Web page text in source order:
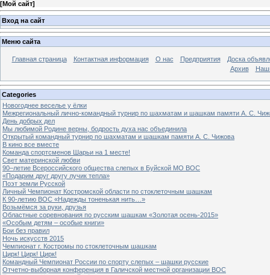
[Мой сайт]
Вход на сайт
Меню сайта
Главная страница Контактная информация О нас Предприятия
Доска
Архив
Categories
Новогоднее веселье у ёлки
Межрегиональный лично-командный турнир по шахматам и шашкам памяти А. С.
День добрых дел
Мы любимой Родине верны, бодрость духа нас объединила
Открытый командный турнир по шахматам и шашкам памяти А. С. Чижова
В кино все вместе
Команда спортсменов Шарьи на 1 месте!
Свет материнской любви
90–летие Всероссийского общества слепых в Буйской МО ВОС
«Подарим друг другу лучик тепла»
Поэт земли Русской
Личный Чемпионат Костромской области по стоклеточным шашкам
К 90-летию ВОС «Надежды тоненькая нить…»
Возьмёмся за руки, друзья
Областные соревнования по русским шашкам «Золотая осень-2015»
«Особым детям – особые книги»
Бои без правил
Ночь искусств 2015
Чемпионат г. Костромы по стоклеточным шашкам
Цирк! Цирк! Цирк!
Командный Чемпионат России по спорту слепых – шашки русские
Отчетно-выборная конференция в Галичской местной организации ВОС